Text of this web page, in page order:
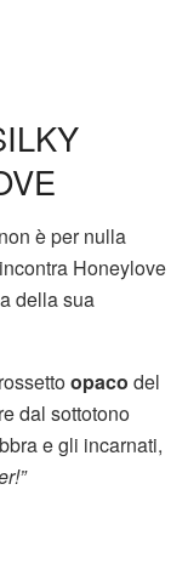
è per nulla
Honeylove
della sua
opaco del
dal sottotono
e gli incarnati,